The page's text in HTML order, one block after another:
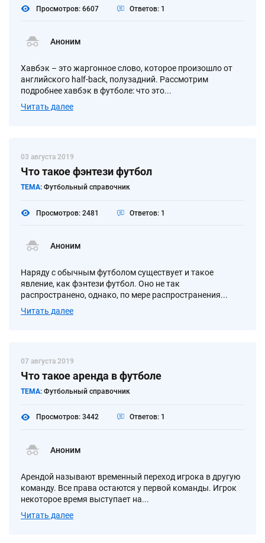
Просмотров: 6607 Ответов: 1
Аноним
Хавбэк – это жаргонное слово, которое произошло от
английского half-back, полузадний. Рассмотрим
подробнее хавбэк в футболе: что это...
Читать далее
03 августа 2019
Что такое фэнтези футбол
ТЕМА: Футбольный справочник
Просмотров: 2481 Ответов: 1
Аноним
Наряду с обычным футболом существует и такое
явление, как фэнтези футбол. Оно не так
распространено, однако, по мере распространения...
Читать далее
07 августа 2019
Что такое аренда в футболе
ТЕМА: Футбольный справочник
Просмотров: 3442 Ответов: 1
Аноним
Арендой называют временный переход игрока в другую
команду. Все права остаются у первой команды. Игрок
некоторое время выступает на...
Читать далее